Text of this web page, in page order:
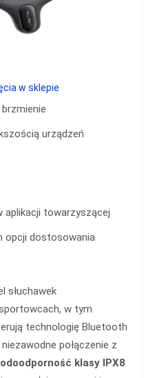
urządzeń
aplikacji towarzyszącej
opcji dostosowania
słuchawek
w tym
technologię Bluetooth
połączenie z
klasy IPX8
w sklepie